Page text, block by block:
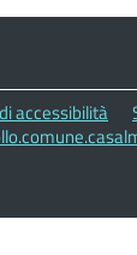
accessibilità